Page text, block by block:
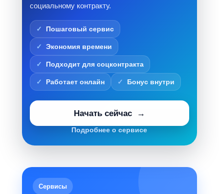
социальному контракту.
Пошаговый сервис
Экономия времени
Подходит для соцконтракта
Работает онлайн Бонус внутри
Начать сейчас
Подробнее о сервисе
Сервисы